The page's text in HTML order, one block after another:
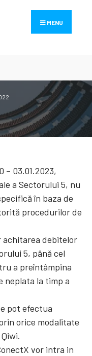
MENU
– 03.01.2023,
a Sectorului 5, nu
în baza de
procedurilor de
debitelor
5, până cel
a preîntâmpina
neplata la timp a
pot efectua
orice modalitate
vor intra in